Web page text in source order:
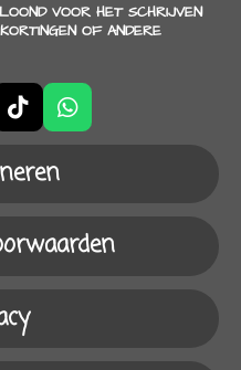
VOOR HET SCHRIJVEN
OF ANDERE
T
i
k
T
o
W
h
s
p
p